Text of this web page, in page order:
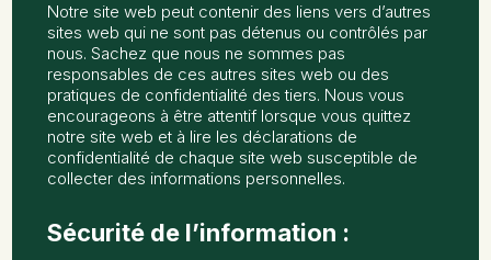
Notre site web peut contenir des liens vers d’autres
sites web qui ne sont pas détenus ou contrôlés par
nous. Sachez que nous ne sommes pas
responsables de ces autres sites web ou des
pratiques de confidentialité des tiers. Nous vous
encourageons à être attentif lorsque vous quittez
notre site web et à lire les déclarations de
confidentialité de chaque site web susceptible de
collecter des informations personnelles.
Sécurité de l’information :